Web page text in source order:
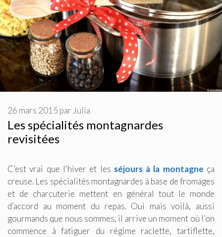
Les spécialités montagnardes
revisitées
26 mars 2015 par Julia
C’est vrai que l’hiver et les séjours à la montagne ça
creuse. Les spécialités montagnardes à base de fromages
et de charcuterie mettent en général tout le monde
d’accord au moment du repas. Oui mais voilà, aussi
gourmands que nous sommes, il arrive un moment où l’on
commence à fatiguer du régime raclette, tartiflette,